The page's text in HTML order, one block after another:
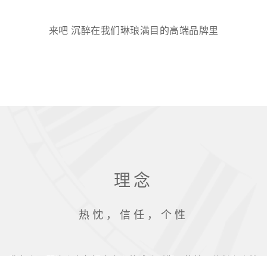
来吧 沉醉在我们琳琅满目的高端品牌里
理念
热忱，信任，个性